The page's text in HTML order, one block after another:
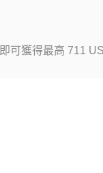
可獲得最高 711